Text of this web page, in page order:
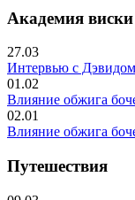
Академия виски
27.03
Интервью с
01.02
Влияние обжига
02.01
Влияние обжига
Путешествия